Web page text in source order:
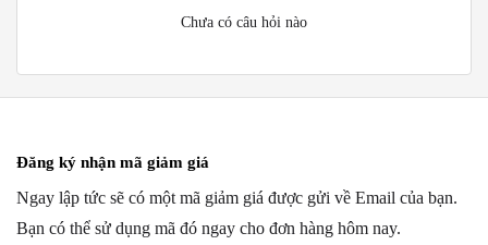
Chưa có câu hỏi nào
Đăng ký nhận mã giảm giá
Ngay lập tức sẽ có một mã giảm giá được gửi về Email của bạn.
Bạn có thể sử dụng mã đó ngay cho đơn hàng hôm nay.